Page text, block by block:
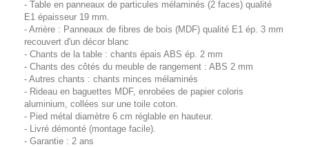
- Table en panneaux de particules mélaminés (2 faces) qualité
E1 épaisseur 19 mm.
- Arrière : Panneaux de fibres de bois (MDF) qualité E1 ép. 3 mm
recouvert d'un décor blanc
- Chants de la table : chants épais ABS ép. 2 mm
- Chants des côtés du meuble de rangement : ABS 2 mm
- Autres chants : chants minces mélaminés
- Rideau en baguettes MDF, enrobées de papier coloris
aluminium, collées sur une toile coton.
- Pied métal diamètre 6 cm réglable en hauteur.
- Livré démonté (montage facile).
- Garantie : 2 ans